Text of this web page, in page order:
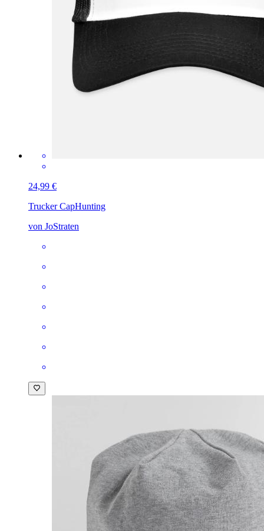
24,99 €
Trucker CapHunting
von JoStraten